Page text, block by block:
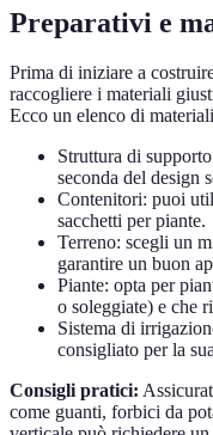
Preparativi e
Prima di iniziare a
raccogliere i materiali
Ecco un elenco di
Struttura di
seconda del design
Contenitori: puoi
sacchetti per piante.
Terreno: scegli un
garantire un buon
Piante: opta per
o soleggiate) e che
Sistema di
consigliato per la
Consigli pratici:
come guanti, forbici da